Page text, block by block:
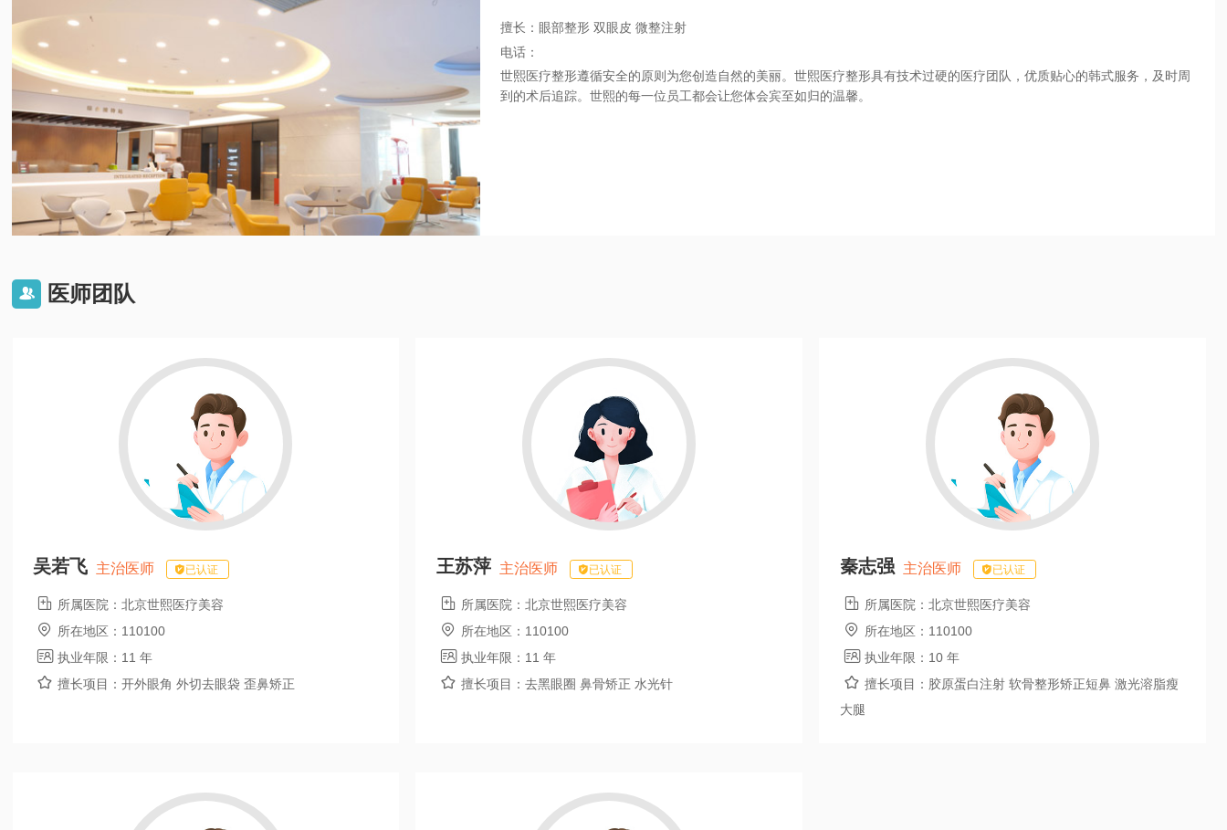
擅长：眼部整形 双眼皮 微整注射
电话：
世熙医疗整形遵循安全的原则为您创造自然的美丽。世熙医疗整形具有技术过硬的医疗团队，优质贴心的韩式服务，及时周
到的术后追踪。世熙的每一位员工都会让您体会宾至如归的温馨。
 医师团队
吴若飞 主治医师 已认证
 所属医院：北京世熙医疗美容
 所在地区： 110100
 执业年限： 11 年
 擅长项目：开外眼角 外切去眼袋 歪鼻矫正
王苏萍 主治医师 已认证
 所属医院：北京世熙医疗美容
 所在地区： 110100
 执业年限： 11 年
 擅长项目：去黑眼圈 鼻骨矫正 水光针
秦志强 主治医师 已认证
 所属医院： 北京世熙医疗美容
 所在地区： 110100
 执业年限： 10 年
 擅长项目： 胶原蛋白注射 软骨整形矫正短鼻 激光溶脂瘦
大腿